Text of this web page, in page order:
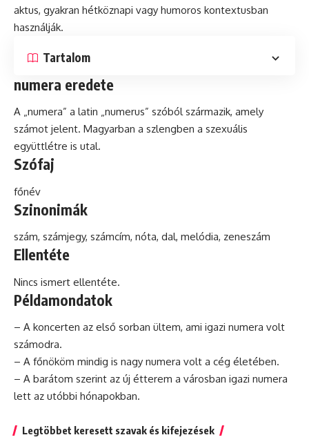
aktus, gyakran hétköznapi vagy humoros kontextusban
használják.
Tartalom
numera eredete
A „numera” a latin „numerus” szóból származik, amely
számot jelent. Magyarban a szlengben a szexuális
együttlétre is utal.
Szófaj
főnév
Szinonimák
szám, számjegy, számcím, nóta, dal, melódia, zeneszám
Ellentéte
Nincs ismert ellentéte.
Példamondatok
– A koncerten az első sorban ültem, ami igazi numera volt
számodra.
– A főnököm mindig is nagy numera volt a cég életében.
– A barátom szerint az új étterem a városban igazi numera
lett az utóbbi hónapokban.
Legtöbbet keresett szavak és kifejezések